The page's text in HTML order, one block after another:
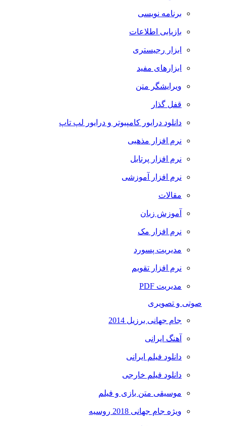
برنامه نویسی
بازیابی اطلاعات
ابزار رجیستری
ابزارهای مفید
ویرایشگر متن
قفل گذار
دانلود درایور کامپیوتر و درایور لپ تاپ
نرم افزار مذهبی
نرم افزار پرتابل
نرم افزار آموزشی
مقالات
آموزش زبان
نرم افزار مک
مدیریت پسورد
نرم افزار تقویم
مدیریت PDF
صوتی و تصویری
جام جهانی برزیل 2014
آهنگ ایرانی
دانلود فیلم ایرانی
دانلود فیلم خارجی
موسیقی متن بازی و فیلم
ویژه جام جهانی 2018 روسیه